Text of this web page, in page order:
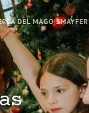
DEL MAGO SMAYFER